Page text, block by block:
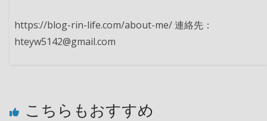
https://blog-rin-life.com/about-me/ 連絡先：
hteyw5142@gmail.com
こちらもおすすめ